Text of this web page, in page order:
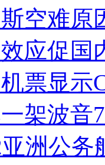
空难原
应促国
票显示
架波音
亚洲公